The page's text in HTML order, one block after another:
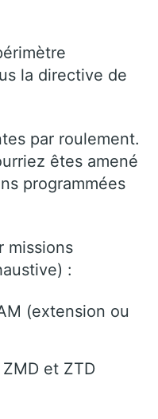
la directive de
par roulement.
êtes amené
programmées
missions
:
(extension ou
et ZTD